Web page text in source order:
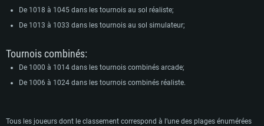
De 1018 à 1045 dans les tournois au sol réaliste;
De 1013 à 1033 dans les tournois au sol simulateur;
Tournois combinés:
De 1000 à 1014 dans les tournois combinés arcade;
De 1006 à 1024 dans les tournois combinés réaliste.
Tous les joueurs dont le classement correspond à l’une des plages énumérées